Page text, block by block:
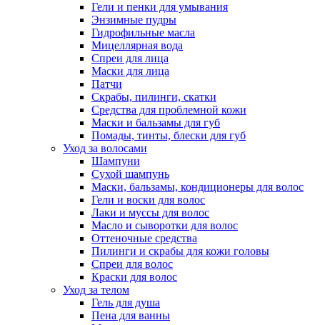
Гели и пенки для умывания
Энзимные пудры
Гидрофильные масла
Мицеллярная вода
Спреи для лица
Маски для лица
Патчи
Скрабы, пилинги, скатки
Средства для проблемной кожи
Маски и бальзамы для губ
Помады, тинты, блески для губ
Уход за волосами
Шампуни
Сухой шампунь
Маски, бальзамы, кондиционеры для волос
Гели и воски для волос
Лаки и муссы для волос
Масло и сыворотки для волос
Оттеночные средства
Пилинги и скрабы для кожи головы
Спреи для волос
Краски для волос
Уход за телом
Гель для душа
Пена для ванны